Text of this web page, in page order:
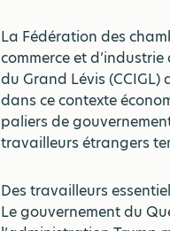
La Fédération des
commerce et
du Grand Lévis
dans ce contexte
paliers de
travailleurs étrangers
Des travailleurs
Le gouvernement du